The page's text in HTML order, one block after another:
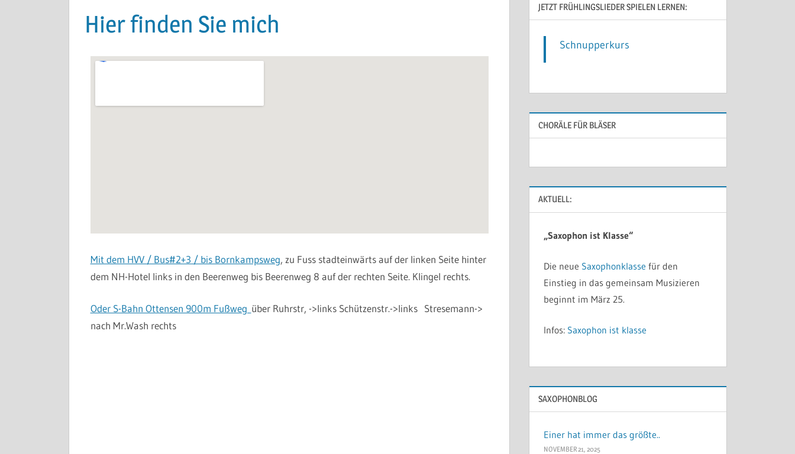
Hier finden Sie mich
Mit dem HVV / Bus#2+3 / bis Bornkampsweg, zu Fuss stadteinwärts auf der linken Seite hinter
dem NH-Hotel links in den Beerenweg bis Beerenweg 8 auf der rechten Seite. Klingel rechts.
Oder S-Bahn Ottensen 900m Fußweg über Ruhrstr, ->links Schützenstr.->links Stresemann->
nach Mr.Wash rechts
JETZT FRÜHLINGSLIEDER SPIELEN LERNEN:
Schnupperkurs
CHORÄLE FÜR BLÄSER
AKTUELL:
„Saxophon ist Klasse“
Die neue Saxophonklasse für den
Einstieg in das gemeinsam Musizieren
beginnt im März 25.
Infos: Saxophon ist klasse
SAXOPHONBLOG
Einer hat immer das größte..
NOVEMBER 21, 2025